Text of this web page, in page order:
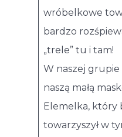
wróbelkowe
bardzo
„trele” tu i tam!
W naszej
naszą małą
Elemelka, który
towarzyszył w